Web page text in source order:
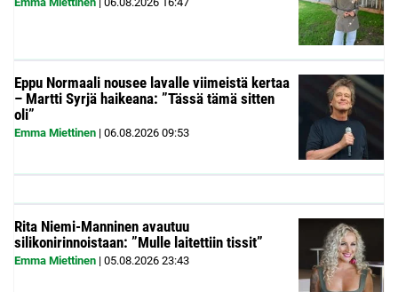
Eppu Normaali nousee lavalle viimeistä kertaa
– Martti Syrjä haikeana: ”Tässä tämä sitten
oli”
Emma Miettinen | 06.08.2026 09:53
Rita Niemi-Manninen avautuu
silikonirinnoistaan: ”Mulle laitettiin tissit”
Emma Miettinen | 05.08.2026 23:43